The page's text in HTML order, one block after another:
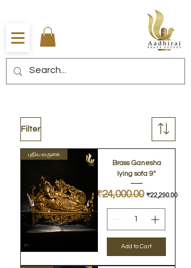
Filter
புதிய வருகை
Brass Ganesha
lying sofa 9"
Regular Price
₹24,000.00 Sale Price
₹22,290.00
Add to Cart